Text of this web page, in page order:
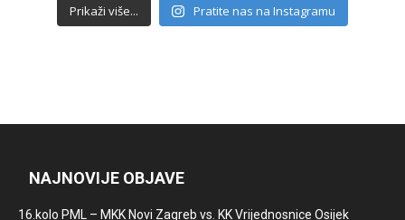
Prikaži više... Pratite nas na Instagramu
NAJNOVIJE OBJAVE
16.kolo PML – MKK Novi Zagreb vs. KK Vrijednosnice Osijek